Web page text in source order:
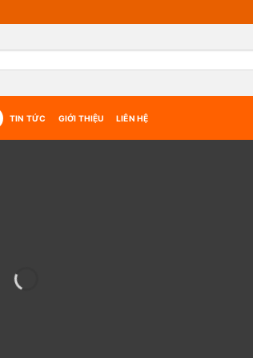
TIN TỨC GIỚI THIỆU LIÊN HỆ